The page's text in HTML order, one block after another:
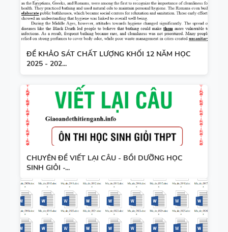
ĐỀ KHẢO SÁT CHẤT LƯỢNG KHỐI 12 NĂM HỌC
2025 - 202...
CHUYÊN ĐỀ VIẾT LẠI CÂU - BỒI DƯỠNG HỌC
SINH GIỎI -...